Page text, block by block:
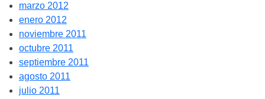
marzo 2012
enero 2012
noviembre 2011
octubre 2011
septiembre 2011
agosto 2011
julio 2011